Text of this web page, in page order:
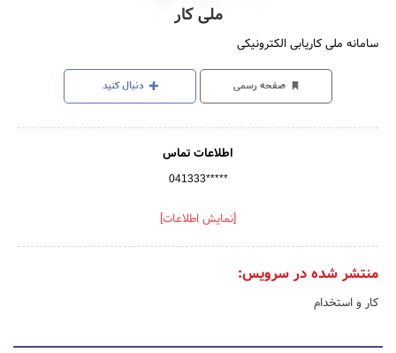
ملی کار
سامانه ملی کاریابی الکترونیکی
صفحه رسمی دنبال کنید
اطلاعات تماس
041333*****
[نمایش اطلاعات]
منتشر شده در سرویس:
کار و استخدام